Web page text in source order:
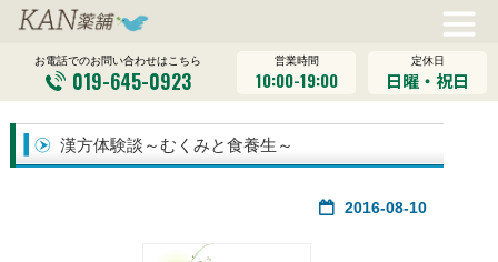
お電話でのお問い合わせはこちら
019-645-0923
営業時間
10:00-19:00
定休日
日曜・祝日
漢方体験談～むくみと食養生～
2016-08-10